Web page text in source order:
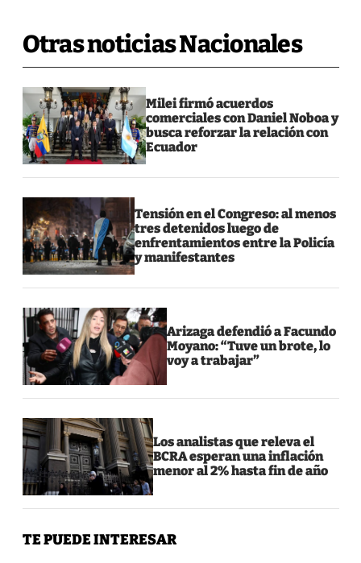
Otras noticias Nacionales
Milei firmó acuerdos
comerciales con Daniel Noboa y
busca reforzar la relación con
Ecuador
Tensión en el Congreso: al menos
tres detenidos luego de
enfrentamientos entre la Policía
y manifestantes
Arizaga defendió a Facundo
Moyano: “Tuve un brote, lo
voy a trabajar”
Los analistas que releva el
BCRA esperan una inflación
menor al 2% hasta fin de año
TE PUEDE INTERESAR